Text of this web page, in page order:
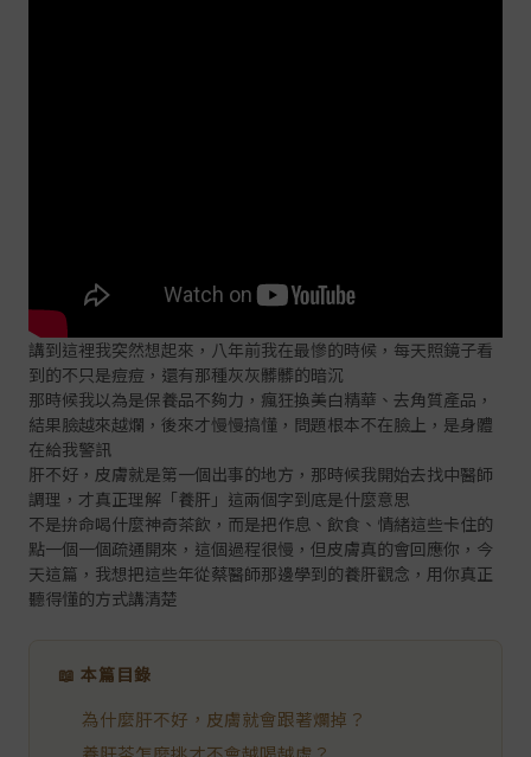
講到這裡我突然想起來，八年前我在最慘的時候，每天照鏡子看
到的不只是痘痘，還有那種灰灰髒髒的暗沉
那時候我以為是保養品不夠力，瘋狂換美白精華、去角質產品，
結果臉越來越爛，後來才慢慢搞懂，問題根本不在臉上，是身體
在給我警訊
肝不好，皮膚就是第一個出事的地方，那時候我開始去找中醫師
調理，才真正理解「養肝」這兩個字到底是什麼意思
不是拚命喝什麼神奇茶飲，而是把作息、飲食、情緒這些卡住的
點一個一個疏通開來，這個過程很慢，但皮膚真的會回應你，今
天這篇，我想把這些年從蔡醫師那邊學到的養肝觀念，用你真正
聽得懂的方式講清楚
📖 本篇目錄
為什麼肝不好，皮膚就會跟著爛掉？